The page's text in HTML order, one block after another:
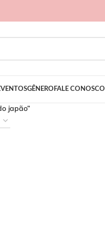
GÊNERO FALE CONOSCO
japão”